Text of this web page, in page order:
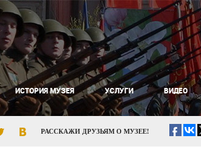
ИСТОРИЯ МУЗЕЯ УСЛУГИ ВИДЕО
РАССКАЖИ ДРУЗЬЯМ О МУЗЕЕ!